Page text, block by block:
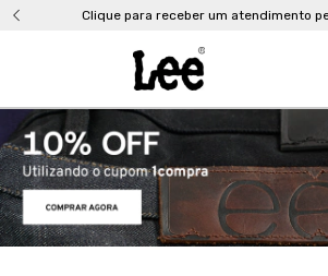
Clique para receber um atendimento